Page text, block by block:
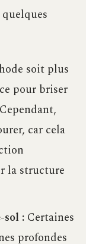
soit plus
pour briser
car cela
la structure
sol :Certaines
profondes